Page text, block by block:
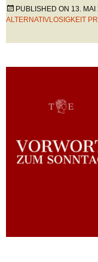
PUBLISHED ON 13. MAI
ALTERNATIVLOSIGKEIT